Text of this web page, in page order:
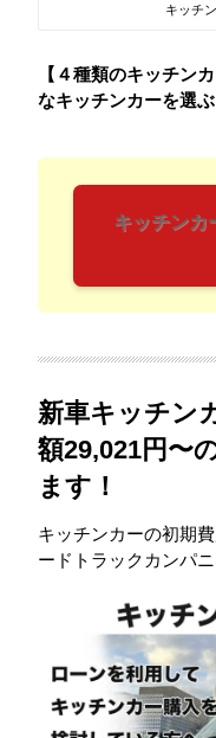
キッチ
【４種類のキッチン
なキッチンカーを選ぶ
キッチンカ
新車キッチン
額29,021円〜
ます！
キッチンカーの初期
ードトラックカンパ